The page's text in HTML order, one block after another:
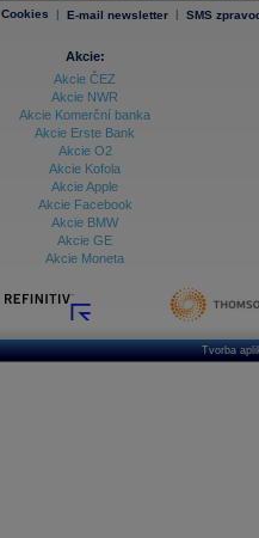
Cookies | E-mail newsletter | SMS
Akcie:
Akcie ČEZ
Akcie NWR
Akcie Komerční banka
Akcie Erste Bank
Akcie O2
Akcie Kofola
Akcie Apple
Akcie Facebook
Akcie BMW
Akcie GE
Akcie Moneta
Tvorba